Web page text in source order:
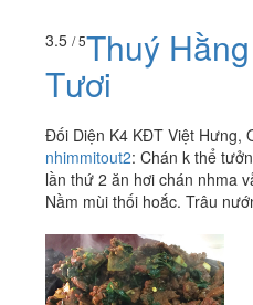
3.5 / 5Thuý
Tươi
Đối Diện K4 KĐT Việt Hưng,
nhimmitout2: Chán k thể
lần thứ 2 ăn hơi chán nhma
Nầm mùi thối hoắc. Trâu